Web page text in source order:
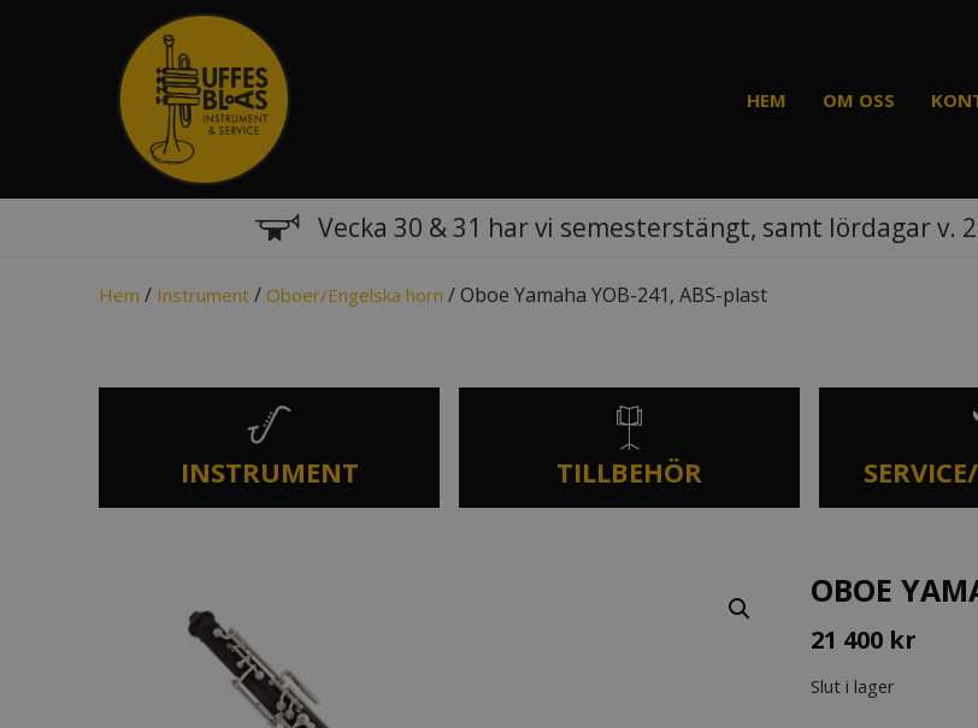
HEM OM OSS
Vecka 30 & 31 har vi semesterstängt, samt lördagar v.
Hem / Instrument / Oboer/Engelska horn / Oboe Yamaha YOB-241, ABS-plast
INSTRUMENT TILLBEHÖR
OBOE
21 400 kr
Slut i lager